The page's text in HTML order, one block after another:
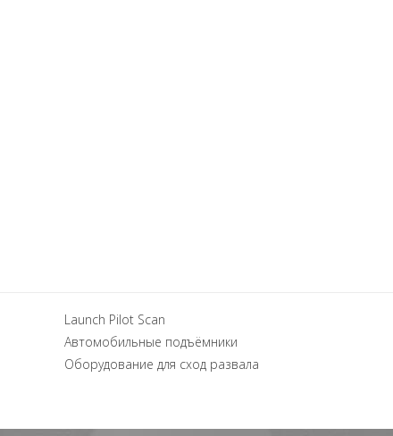
Launch Pilot Scan
Автомобильные подъёмники
Оборудование для сход развала